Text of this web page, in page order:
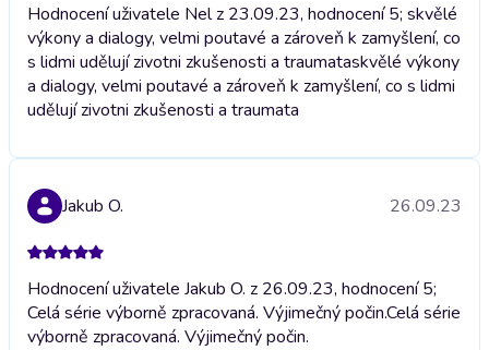
Hodnocení uživatele Nel z 23.09.23, hodnocení 5; skvělé
výkony a dialogy, velmi poutavé a zároveň k zamyšlení, co
s lidmi udělují zivotni zkušenosti a traumataskvělé výkony
a dialogy, velmi poutavé a zároveň k zamyšlení, co s lidmi
udělují zivotni zkušenosti a traumata
Jakub O. 26.09.23
Hodnocení uživatele Jakub O. z 26.09.23, hodnocení 5;
Celá série výborně zpracovaná. Výjimečný počin.Celá série
výborně zpracovaná. Výjimečný počin.